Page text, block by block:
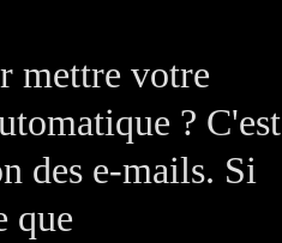
mettre votre
? C'est
des e-mails. Si
que